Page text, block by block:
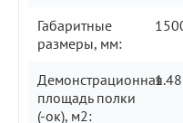
Габаритные
размеры, мм:
Демонстрационная
площадь полки
(-ок), м2:
1.48